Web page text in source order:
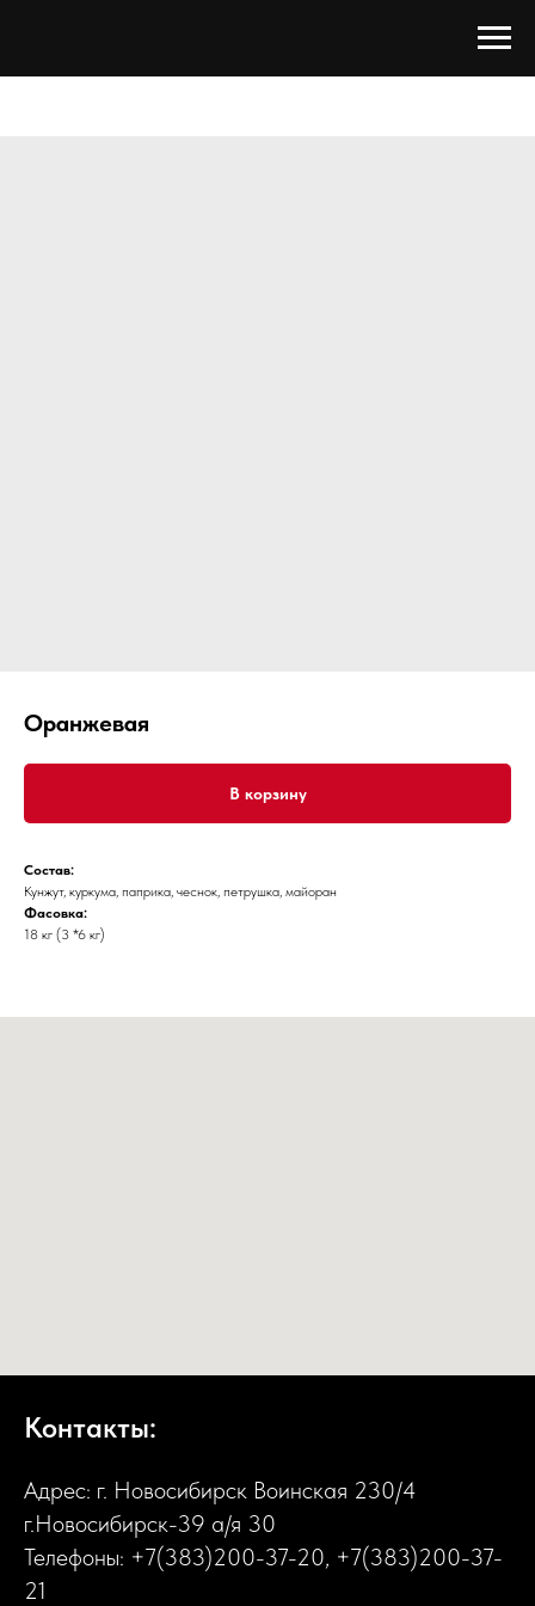
Оранжевая
В корзину
Состав:
Кунжут, куркума, паприка, чеснок, петрушка, майоран
Фасовка:
18 кг (3 *6 кг)
Контакты:
Адрес: г. Новосибирск Воинская 230/4
г.Новосибирск-39 а/я 30
Телефоны: +7(383)200-37-20, +7(383)200-37-
21